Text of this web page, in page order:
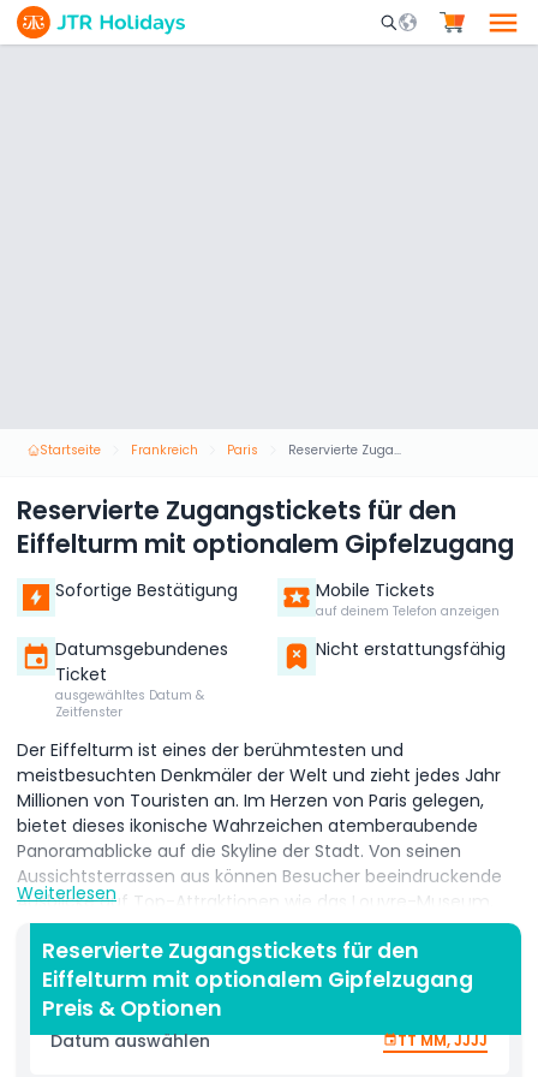
Mobile Search
Startseite Frankreich Paris Reservierte Zugangstickets für den Eiffelturm mit optionalem Gipfelzugang
Reservierte Zugangstickets für den
Eiffelturm mit optionalem Gipfelzugang
Sofortige Bestätigung Mobile Tickets
auf deinem Telefon anzeigen
Datumsgebundenes
Ticket
ausgewähltes Datum &
Zeitfenster
Nicht erstattungsfähig
Der Eiffelturm ist eines der berühmtesten und
meistbesuchten Denkmäler der Welt und zieht jedes Jahr
Millionen von Touristen an. Im Herzen von Paris gelegen,
bietet dieses ikonische Wahrzeichen atemberaubende
Panoramablicke auf die Skyline der Stadt. Von seinen
Aussichtsterrassen aus können Besucher beeindruckende
Ausblicke auf Top-Attraktionen wie das Louvre-Museum,
die Seine, die Kathedrale Notre-Dame, Montmartre, den
Grand Palais und Les Invalides genießen. Ein Besuch des
Eiffelturms ist ein Muss für jeden, der eine Sightseeing-Tour
durch Paris plant. Ob Sie den Aufzug nehmen oder die
Treppen steigen, das Erlebnis ist wirklich unvergesslich. Je
höher Sie steigen, desto spektakulärer werden die 360-
Weiterlesen
Reservierte Zugangstickets für den
Eiffelturm mit optionalem Gipfelzugang
Preis & Optionen
Datum auswählen TT MM, JJJJ